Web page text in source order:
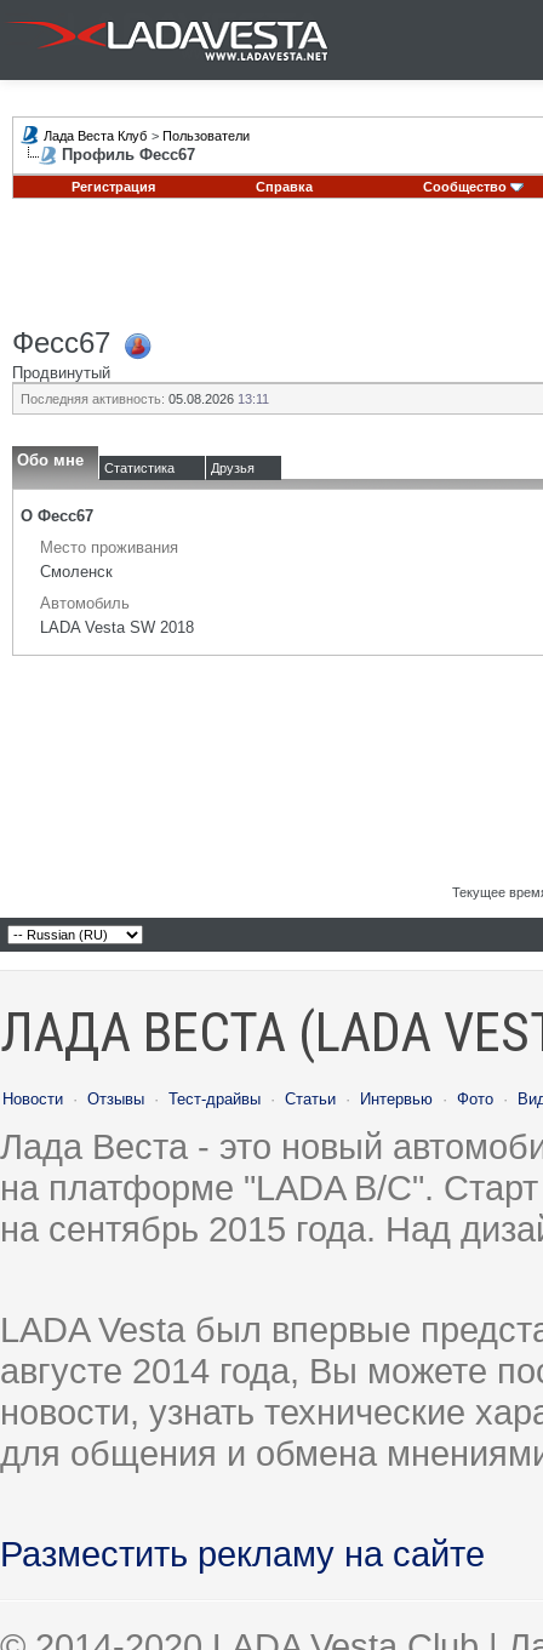
Лада Веста Клуб > Пользователи
Профиль Фесс67
Регистрация Справка Сообщество
Фесс67
Продвинутый
Последняя активность: 05.08.2026 13:11
Обо мне Статистика Друзья
О Фесс67
Место проживания
Смоленск
Автомобиль
LADA Vesta SW 2018
Текущее
ЛАДА ВЕСТА (LADA
Новости · Отзывы · Тест-драйвы · Статьи · Интервью · Фото ·
Лада Веста - это новый
на платформе "LADA B/C".
на сентябрь 2015 года. Над
LADA Vesta был впервые
августе 2014 года, Вы можете
новости, узнать технические
для общения и обмена
Разместить рекламу на сайте